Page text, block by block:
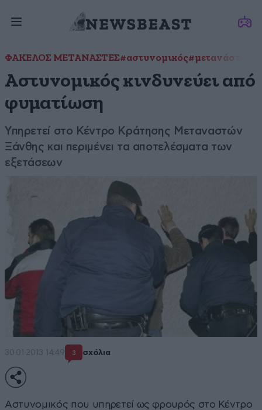
ΦΑΚΕΛΟΣ ΜΕΤΑΝΑΣΤΕΣ#αστυνομικός#μετανάστες
Αστυνομικός κινδυνεύει από
φυματίωση
Υπηρετεί στο Κέντρο Κράτησης Μεταναστών
Ξάνθης και περιμένει τα αποτελέσματα των
εξετάσεων
30·01·2013 14:49 3 σχόλια
Αστυνομικός που υπηρετεί ως φρουρός στο Κέντρο